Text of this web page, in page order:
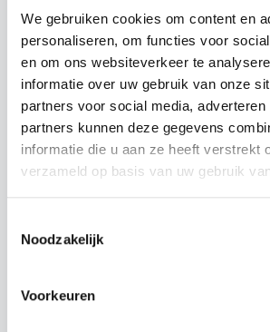
We gebruiken cookies om content en
personaliseren, om functies voor
en om ons websiteverkeer te
informatie over uw gebruik van onze
partners voor social media,
partners kunnen deze gegevens
informatie die u aan ze heeft verstrekt
verzameld op basis van uw gebruik
Noodzakelijk
Voorkeuren
Normale prijs:
€ 34,99
Prijzen incl. BTW en excl. verzendkosten
Producthoeveelheid: Voer de